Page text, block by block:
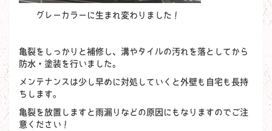
グレーカラーに生まれ変わりました！
亀裂をしっかりと補修し、溝やタイルの汚れを落としてから
防水・塗装を行いました。
メンテナンスは少し早めに対処していくと外壁も自宅も長持
ちします。
亀裂を放置しますと雨漏りなどの原因にもなりますのでご注
意ください！